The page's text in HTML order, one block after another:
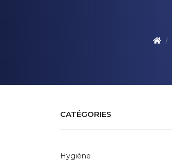
CATÉGORIES
Hygiène